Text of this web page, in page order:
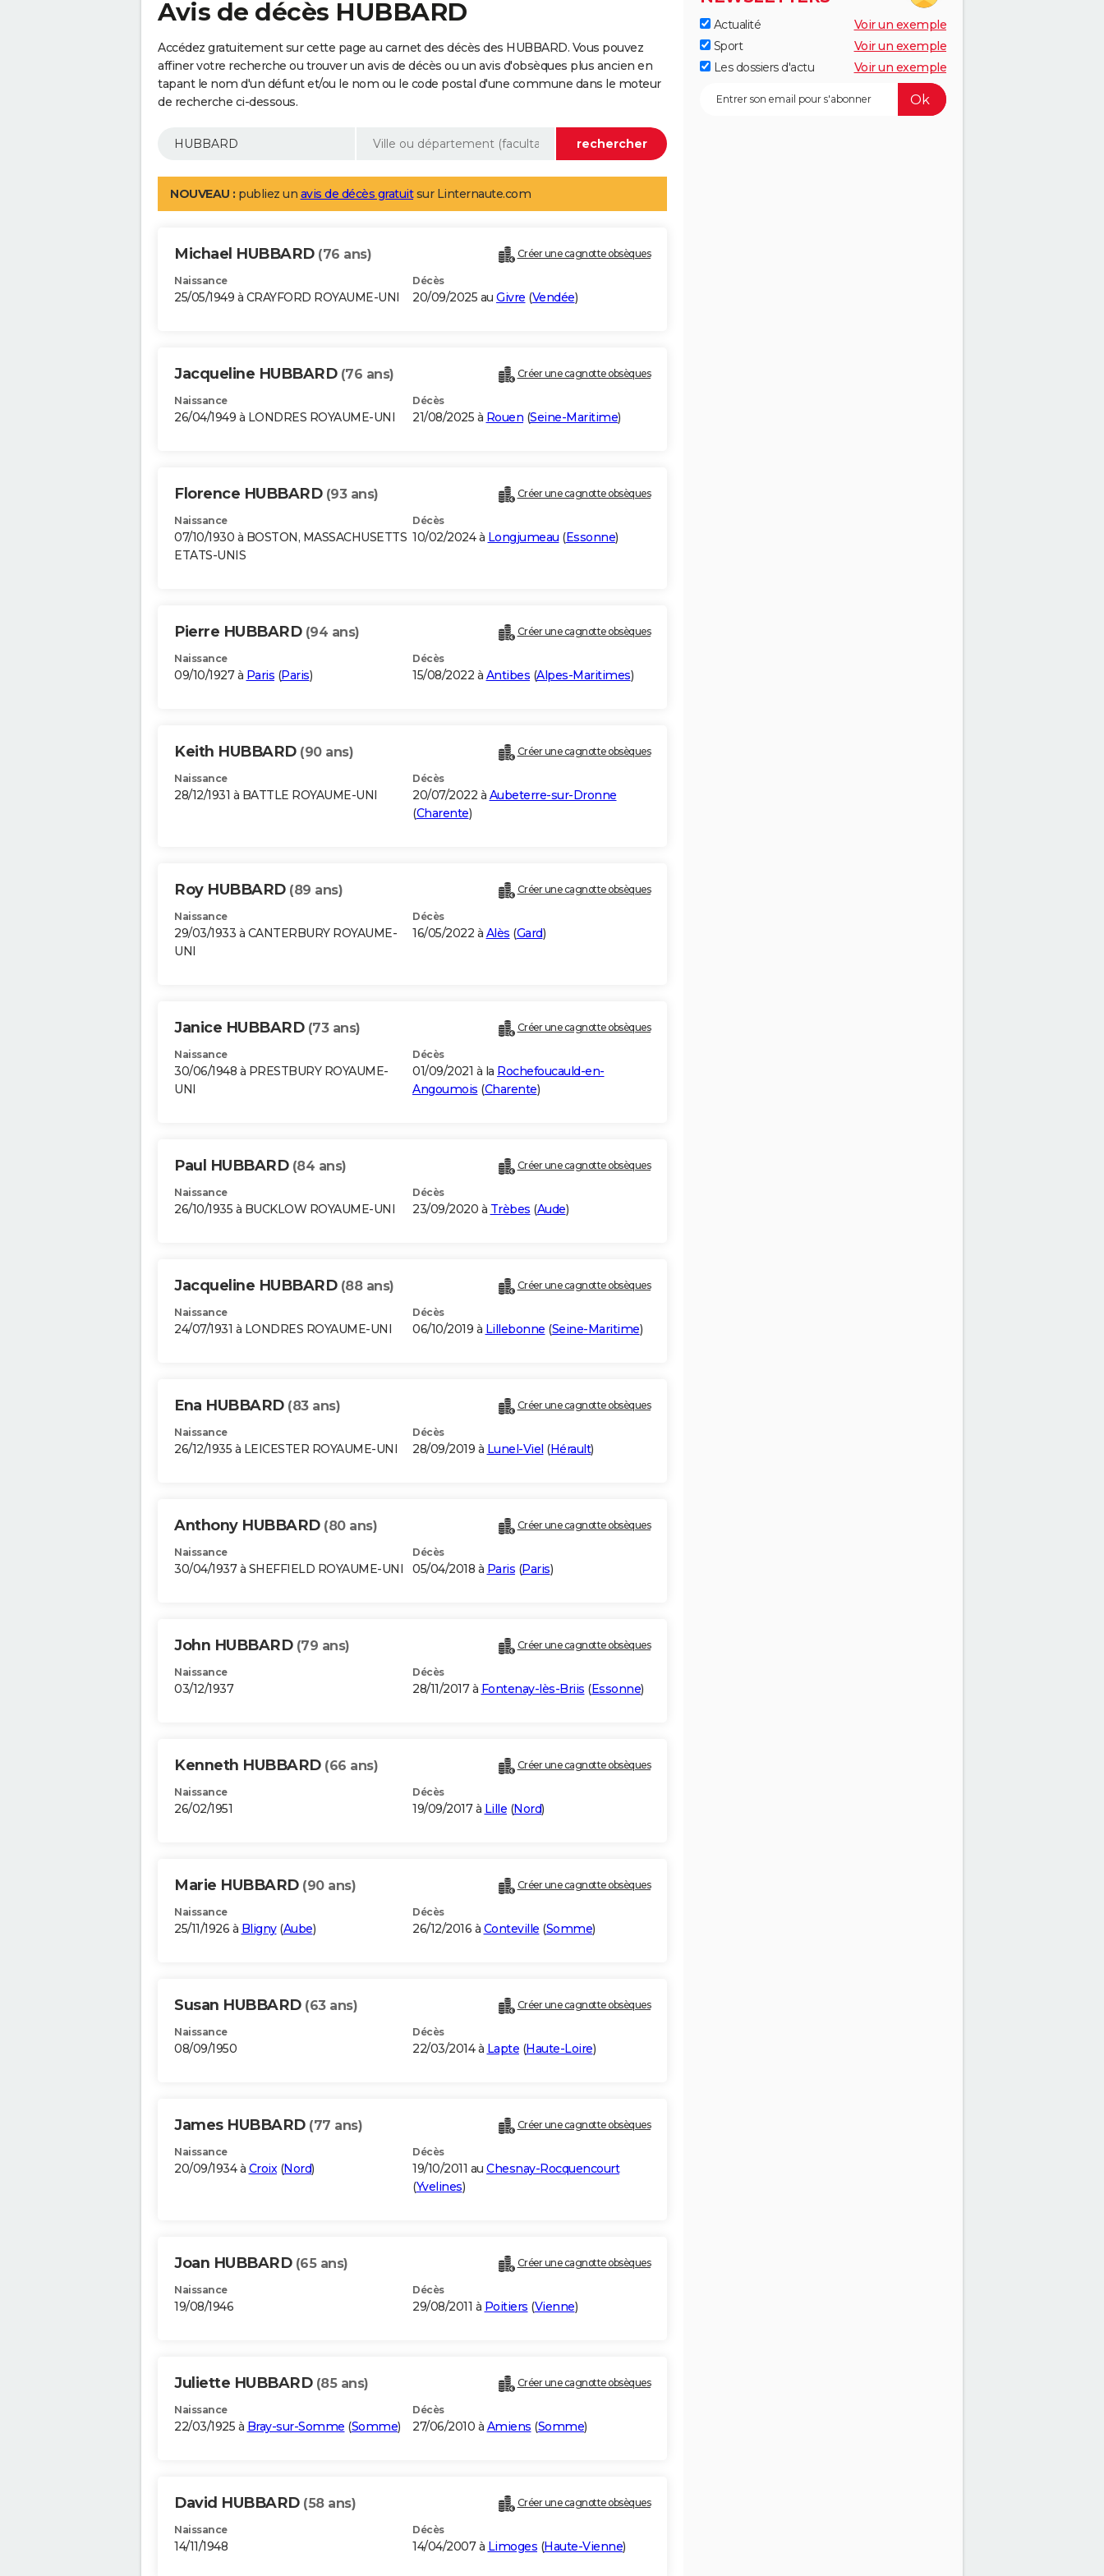
Avis de décès HUBBARD
Accédez gratuitement sur cette page au carnet des décès des HUBBARD. Vous pouvez
affiner votre recherche ou trouver un avis de décès ou un avis d'obsèques plus ancien en
tapant le nom d'un défunt et/ou le nom ou le code postal d'une commune dans le moteur
de recherche ci-dessous.
NOUVEAU : publiez un avis de décès gratuitsur Linternaute.com
Michael HUBBARD (76 ans) Créer une cagnotte obsèques
Naissance
25/05/1949 à CRAYFORD ROYAUME-UNI
Décès
20/09/2025 au Givre (Vendée)
Jacqueline HUBBARD (76 ans) Créer une cagnotte obsèques
Naissance
26/04/1949 à LONDRES ROYAUME-UNI
Décès
21/08/2025 à Rouen (Seine-Maritime)
Florence HUBBARD (93 ans) Créer une cagnotte obsèques
Naissance
07/10/1930 à BOSTON, MASSACHUSETTS
ETATS-UNIS
Décès
10/02/2024 à Longjumeau (Essonne)
Pierre HUBBARD (94 ans) Créer une cagnotte obsèques
Naissance
09/10/1927 à Paris (Paris)
Décès
15/08/2022 à Antibes (Alpes-Maritimes)
Keith HUBBARD (90 ans) Créer une cagnotte obsèques
Naissance
28/12/1931 à BATTLE ROYAUME-UNI
Décès
20/07/2022 à Aubeterre-sur-Dronne
(Charente)
Roy HUBBARD (89 ans) Créer une cagnotte obsèques
Naissance
29/03/1933 à CANTERBURY ROYAUME-
UNI
Décès
16/05/2022 à Alès (Gard)
Janice HUBBARD (73 ans) Créer une cagnotte obsèques
Naissance
30/06/1948 à PRESTBURY ROYAUME-
UNI
Décès
01/09/2021 à la Rochefoucauld-en-
Angoumois (Charente)
Paul HUBBARD (84 ans) Créer une cagnotte obsèques
Naissance
26/10/1935 à BUCKLOW ROYAUME-UNI
Décès
23/09/2020 à Trèbes (Aude)
Jacqueline HUBBARD (88 ans) Créer une cagnotte obsèques
Naissance
24/07/1931 à LONDRES ROYAUME-UNI
Décès
06/10/2019 à Lillebonne (Seine-Maritime)
Ena HUBBARD (83 ans) Créer une cagnotte obsèques
Naissance
26/12/1935 à LEICESTER ROYAUME-UNI
Décès
28/09/2019 à Lunel-Viel (Hérault)
Anthony HUBBARD (80 ans) Créer une cagnotte obsèques
Naissance
30/04/1937 à SHEFFIELD ROYAUME-UNI
Décès
05/04/2018 à Paris (Paris)
John HUBBARD (79 ans) Créer une cagnotte obsèques
Naissance
03/12/1937
Décès
28/11/2017 à Fontenay-lès-Briis (Essonne)
Kenneth HUBBARD (66 ans) Créer une cagnotte obsèques
Naissance
26/02/1951
Décès
19/09/2017 à Lille (Nord)
Marie HUBBARD (90 ans) Créer une cagnotte obsèques
Naissance
25/11/1926 à Bligny(Aube)
Décès
26/12/2016 à Conteville (Somme)
Susan HUBBARD (63 ans) Créer une cagnotte obsèques
Naissance
08/09/1950
Décès
22/03/2014 à Lapte (Haute-Loire)
James HUBBARD (77 ans) Créer une cagnotte obsèques
Naissance
20/09/1934 à Croix(Nord)
Décès
19/10/2011 au Chesnay-Rocquencourt
(Yvelines)
Joan HUBBARD (65 ans) Créer une cagnotte obsèques
Naissance
19/08/1946
Décès
29/08/2011 à Poitiers (Vienne)
Juliette HUBBARD (85 ans) Créer une cagnotte obsèques
Naissance
22/03/1925 à Bray-sur-Somme (Somme)
Décès
27/06/2010 à Amiens (Somme)
David HUBBARD (58 ans) Créer une cagnotte obsèques
Naissance
14/11/1948
Décès
14/04/2007 à Limoges (Haute-Vienne)
Actualité
Voir un exemple
Sport
Voir un exemple
Les dossiers d'actu
Voir un exemple